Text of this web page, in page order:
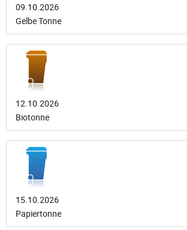
09.10.2026
Gelbe Tonne
12.10.2026
Biotonne
15.10.2026
Papiertonne